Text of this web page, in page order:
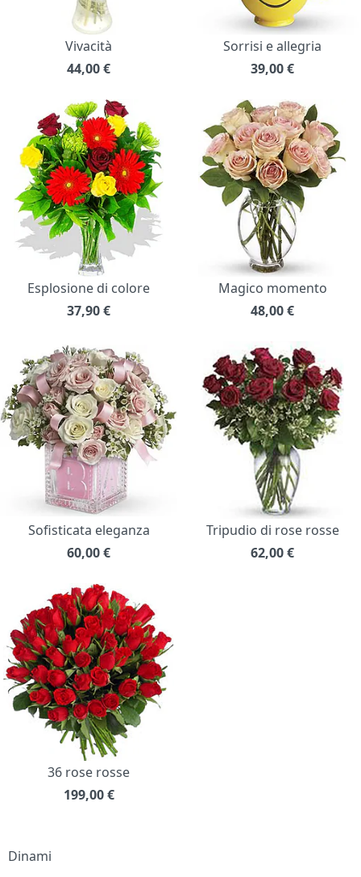
Vivacità
44,00€
Sorrisi e allegria
39,00€
Esplosione di colore
37,90€
Magico momento
48,00€
Sofisticata eleganza
60,00€
Tripudio di rose rosse
62,00€
36 rose rosse
199,00 €
Dinami